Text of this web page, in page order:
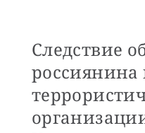
Следствие
россиянина